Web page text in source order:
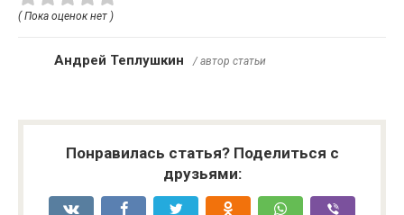
( Пока оценок нет )
Андрей Теплушкин / автор статьи
Понравилась статья? Поделиться с
друзьями: